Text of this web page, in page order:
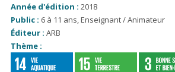
Année d'édition : 2018
Public : 6 à 11 ans,Enseignant / Animateur
Éditeur : ARB
Thème :